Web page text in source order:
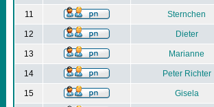
11 Sternchen
12 Dieter
13 Marianne
14 Peter Richter
15 Gisela